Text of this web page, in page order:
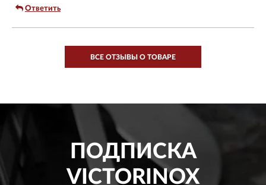
Ответить
ВСЕ ОТЗЫВЫ О ТОВАРЕ
ПОДПИСКА
VICTORINOX